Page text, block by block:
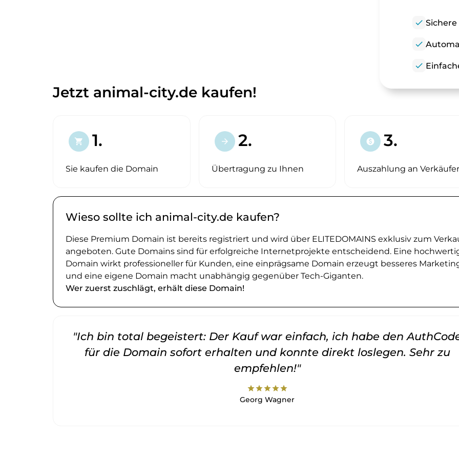
check
check
check
Jetzt animal-city.de kaufen!
shopping_cart 1.
Sie kaufen die Domain
arrow_forward 2.
Übertragung zu Ihnen
paid 3.
Auszahlung an Verkäufer
Wieso sollte ich animal-city.de kaufen?
Diese Premium Domain ist bereits registriert und wird über ELITEDOMAINS exklusiv zum
angeboten. Gute Domains sind für erfolgreiche Internetprojekte entscheidend. Eine
Domain wirkt professioneller für Kunden, eine einprägsame Domain erzeugt besseres
und eine eigene Domain macht unabhängig gegenüber Tech-Giganten.
Wer zuerst zuschlägt, erhält diese Domain!
"Ich bin total begeistert: Der Kauf war einfach, ich habe den
für die Domain sofort erhalten und konnte direkt loslegen. Sehr zu
empfehlen!"
starstarstarstarstar
Georg Wagner